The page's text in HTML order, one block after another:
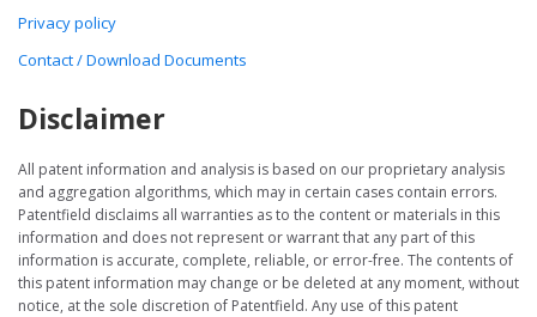
Privacy policy
Contact / Download Documents
Disclaimer
All patent information and analysis is based on our proprietary analysis
and aggregation algorithms, which may in certain cases contain errors.
Patentfield disclaims all warranties as to the content or materials in this
information and does not represent or warrant that any part of this
information is accurate, complete, reliable, or error-free. The contents of
this patent information may change or be deleted at any moment, without
notice, at the sole discretion of Patentfield. Any use of this patent